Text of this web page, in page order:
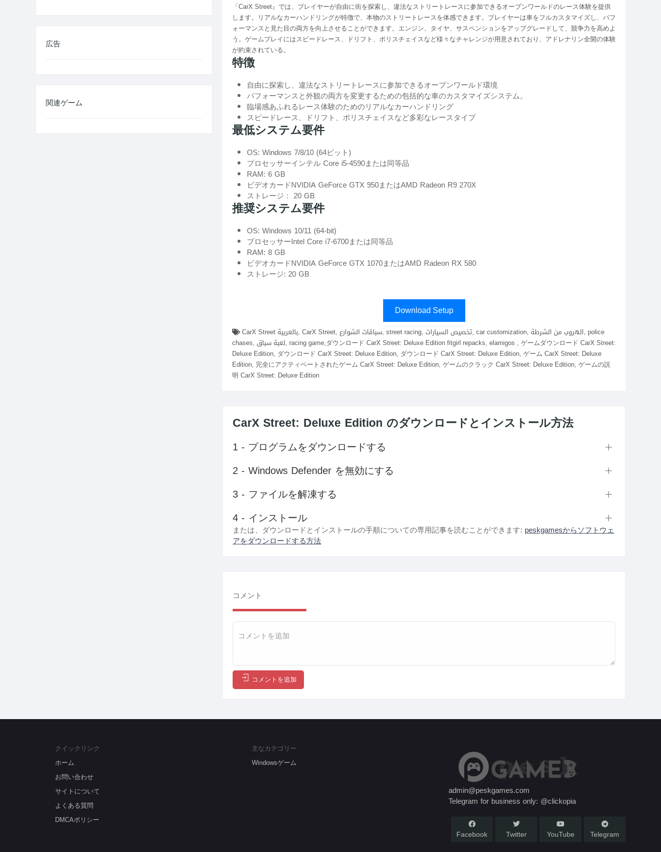
「CarX Street』では、プレイヤーが自由に街を探索し、違法なストリートレースに参加できるオープンワールドのレース体験を提供
します。リアルなカーハンドリングが特徴で、本物のストリートレースを体感できます。プレイヤーは車をフルカスタマイズし、パフ
ォーマンスと見た目の両方を向上させることができます。エンジン、タイヤ、サスペンションをアップグレードして、競争力を高めよ
う。ゲームプレイにはスピードレース、ドリフト、ポリスチェイスなど様々なチャレンジが用意されており、アドレナリン全開の体験
が約束されている。
特徴
自由に探索し、違法なストリートレースに参加できるオープンワールド環境
パフォーマンスと外観の両方を変更するための包括的な車のカスタマイズシステム。
臨場感あふれるレース体験のためのリアルなカーハンドリング
スピードレース、ドリフト、ポリスチェイスなど多彩なレースタイプ
最低システム要件
OS: Windows 7/8/10 (64ビット)
プロセッサーインテル Core i5-4590または同等品
RAM: 6 GB
ビデオカードNVIDIA GeForce GTX 950またはAMD Radeon R9 270X
ストレージ： 20 GB
推奨システム要件
OS: Windows 10/11 (64-bit)
プロセッサーIntel Core i7-6700または同等品
RAM: 8 GB
ビデオカードNVIDIA GeForce GTX 1070またはAMD Radeon RX 580
ストレージ: 20 GB
Download Setup
CarX Street بالعربية, CarX Street, سباقات الشوارع, street racing, تخصيص السيارات, car customization, الهروب من الشرطة, police
chases, لعبة سباق, racing game,ダウンロード CarX Street: Deluxe Edition fitgirl repacks, elamigos , ゲームダウンロード CarX Street:
Deluxe Edition, ダウンロード CarX Street: Deluxe Edition, ダウンロード CarX Street: Deluxe Edition, ゲーム CarX Street: Deluxe
Edition, 完全にアクティベートされたゲーム CarX Street: Deluxe Edition, ゲームのクラック CarX Street: Deluxe Edition, ゲームの説
明 CarX Street: Deluxe Edition
CarX Street: Deluxe Edition のダウンロードとインストール方法
1 - プログラムをダウンロードする
2 - Windows Defender を無効にする
3 - ファイルを解凍する
4 - インストール
または、ダウンロードとインストールの手順についての専用記事を読むことができます: peskgamesからソフトウェ
アをダウンロードする方法
コメント
コメントを追加
広告
関連ゲーム
クイックリンク
ホーム
お問い合わせ
サイトについて
よくある質問
DMCAポリシー
主なカテゴリー
Windowsゲーム
admin@peskgames.com
Telegram for business only: @clickopia
Facebook Twitter YouTube Telegram